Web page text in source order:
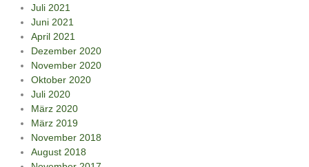
Juli 2021
Juni 2021
April 2021
Dezember 2020
November 2020
Oktober 2020
Juli 2020
März 2020
März 2019
November 2018
August 2018